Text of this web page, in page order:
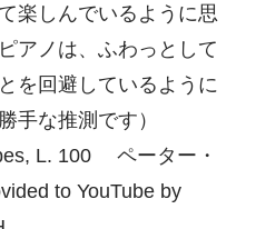
楽しんでいるように思
アノは、ふわっとして
を回避しているように
手な推測です）
L. 100 ペーター・
to YouTube by